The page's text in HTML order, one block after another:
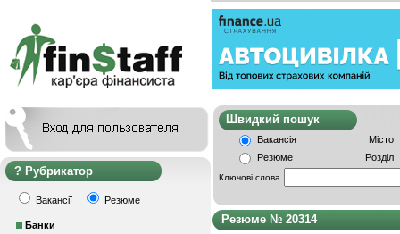
Рубрикатор
Вакансії Резюме
Банки
Швидкий
Вакансія
Місто
Резюме
Розділ
Ключові слова
Резюме № 20314